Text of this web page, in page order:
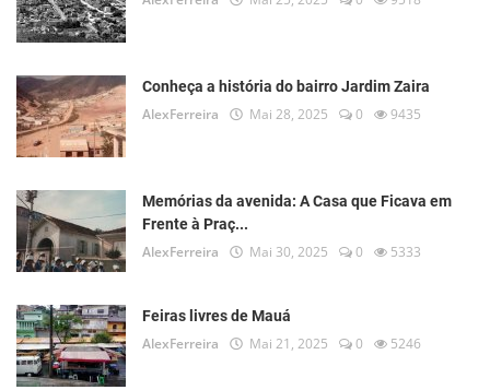
Conheça a história do bairro Jardim Zaira
AlexFerreira Mai 28, 2025 0 9435
Memórias da avenida: A Casa que Ficava em
Frente à Praç...
AlexFerreira Mai 30, 2025 0 5333
Feiras livres de Mauá
AlexFerreira Mai 21, 2025 0 5246